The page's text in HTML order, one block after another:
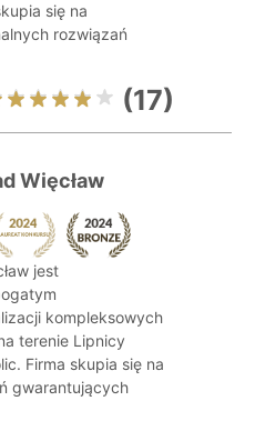
się na
rozwiązań
(17)
Więcław
jest
kompleksowych
terenie Lipnicy
Firma skupia się na
gwarantujących